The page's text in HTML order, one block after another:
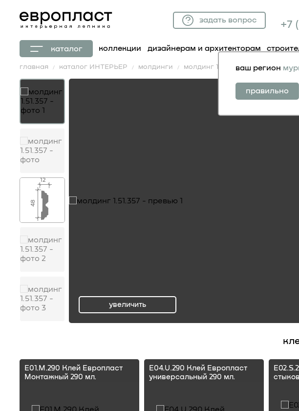
+7
задать вопрос
каталог коллекции дизайнерам и архитекторам
ваш регион
правильно
главная каталог ИНТЕРЬЕР молдинги молдинг 1.51.357
увеличить
12
48
E01.M.290 Клей Европласт
Монтажный 290 мл.
E04.U.290 Клей Европласт
универсальный 290 мл.